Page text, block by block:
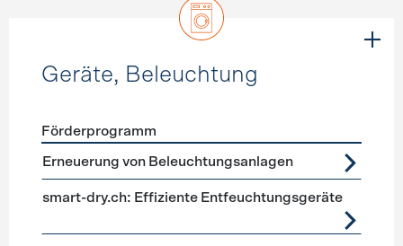
Geräte, Beleuchtung
Förderprogramme Geräte, Beleuchtung
Förderprogramm
Erneuerung von Beleuchtungsanlagen
smart-dry.ch: Effiziente Entfeuchtungsgeräte